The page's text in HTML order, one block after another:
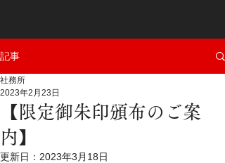
記事
【限定御朱印頒布のご案
内】
社務所
2023年2月23日
更新日： 2023年3月18日